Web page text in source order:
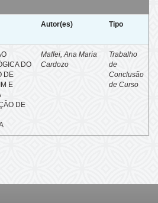
Autor(es) Tipo
DO
DE
E
DE
Maffei, Ana Maria
Cardozo
Trabalho
de
Conclusão
de Curso